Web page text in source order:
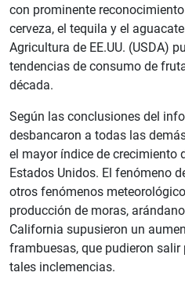
con prominente
cerveza, el tequila y el
Agricultura de EE.UU. (USDA)
tendencias de consumo de
década.
Según las conclusiones del
desbancaron a todas las
el mayor índice de crecimiento
Estados Unidos. El fenómeno
otros fenómenos
producción de moras,
California supusieron un
frambuesas, que pudieron
tales inclemencias.